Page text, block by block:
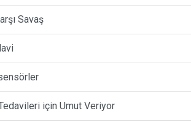
Savaş
için Umut Veriyor